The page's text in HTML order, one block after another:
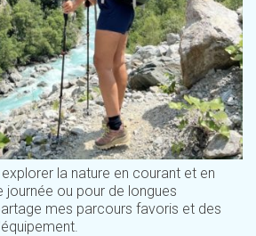
la nature en courant et en
journée ou pour de longues
mes parcours favoris et des